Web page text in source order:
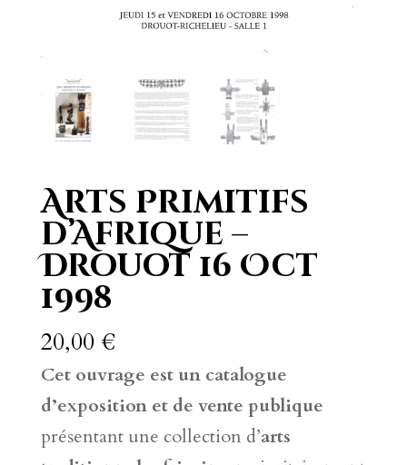
Arts Primitifs
d’Afrique –
Drouot 16 Oct
1998
20,00 €
Cet ouvrage est un catalogue
d’exposition et de vente publique
présentant une collection d’arts